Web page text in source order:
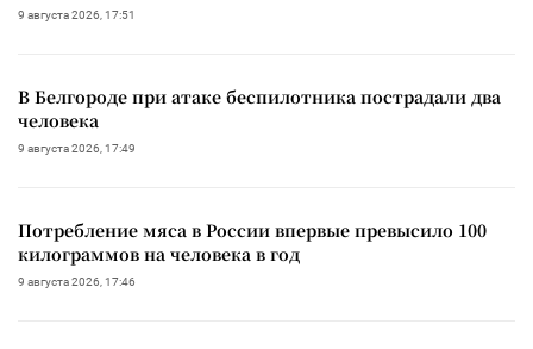
9 августа 2026, 17:51
В Белгороде при атаке беспилотника пострадали два
человека
9 августа 2026, 17:49
Потребление мяса в России впервые превысило 100
килограммов на человека в год
9 августа 2026, 17:46